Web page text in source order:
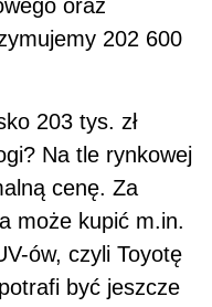
oraz
202 600
203 tys. zł
Na tle rynkowej
cenę. Za
może kupić m.in.
ów, czyli Toyotę
być jeszcze